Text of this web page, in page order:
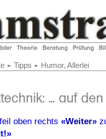
Tipps Humor, Allerlei
oben rechts «Weiter»